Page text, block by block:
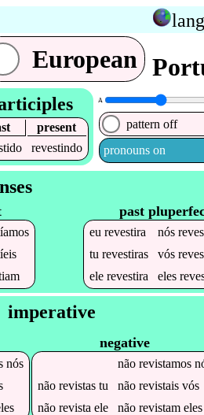
European
present
revestindo
A
pattern off
pronouns on
past
eurevestira nós
turevestiras vós
elerevestira eles
imperative
nós
negative
não revistamos
não revistastu não revistaisvós
não revista ele não revistameles